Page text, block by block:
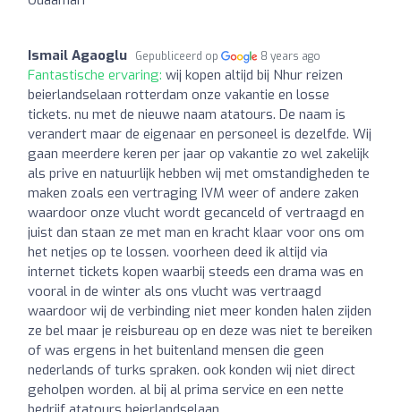
Ismail Agaoglu Gepubliceerd op 8 years ago
Fantastische ervaring: wij kopen altijd bij Nhur reizen
beierlandselaan rotterdam onze vakantie en losse
tickets. nu met de nieuwe naam atatours. De naam is
verandert maar de eigenaar en personeel is dezelfde. Wij
gaan meerdere keren per jaar op vakantie zo wel zakelijk
als prive en natuurlijk hebben wij met omstandigheden te
maken zoals een vertraging IVM weer of andere zaken
waardoor onze vlucht wordt gecanceld of vertraagd en
juist dan staan ze met man en kracht klaar voor ons om
het netjes op te lossen. voorheen deed ik altijd via
internet tickets kopen waarbij steeds een drama was en
vooral in de winter als ons vlucht was vertraagd
waardoor wij de verbinding niet meer konden halen zijden
ze bel maar je reisbureau op en deze was niet te bereiken
of was ergens in het buitenland mensen die geen
nederlands of turks spraken. ook konden wij niet direct
geholpen worden. al bij al prima service en een nette